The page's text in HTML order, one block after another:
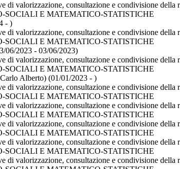
di valorizzazione, consultazione e condivisione della
SOCIALI E MATEMATICO-STATISTICHE
- )
di valorizzazione, consultazione e condivisione della
SOCIALI E MATEMATICO-STATISTICHE
06/2023 - 03/06/2023)
di valorizzazione, consultazione e condivisione della
SOCIALI E MATEMATICO-STATISTICHE
Alberto) (01/01/2023 - )
di valorizzazione, consultazione e condivisione della
SOCIALI E MATEMATICO-STATISTICHE
di valorizzazione, consultazione e condivisione della
SOCIALI E MATEMATICO-STATISTICHE
di valorizzazione, consultazione e condivisione della
SOCIALI E MATEMATICO-STATISTICHE
di valorizzazione, consultazione e condivisione della
SOCIALI E MATEMATICO-STATISTICHE
di valorizzazione, consultazione e condivisione della